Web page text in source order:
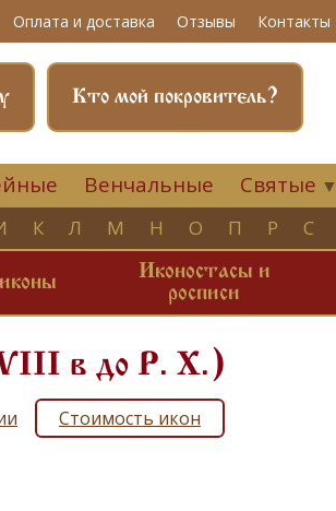
Оплата и доставка Отзывы Контакты
Кто мой покровитель?
Венчальные Святые ▼
К Л М Н О П Р С
Иконостасы и
росписи
в до Р. Х.)
Стоимость икон